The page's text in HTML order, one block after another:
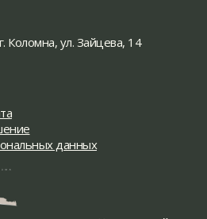
Коломна, ул. Зайцева, 14
данных